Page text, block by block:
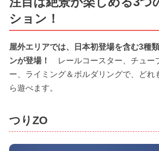
ション！
屋外エリアでは、日本初登場を含む3種
ンが登場！
レールコースター、チュー
ー、ライミング＆ボルダリングで、どれ
ら遊べます。
つりZO